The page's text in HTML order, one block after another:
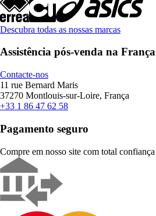
Descubra todas as nossas marcas
Assistência pós-venda na França
Contacte-nos
11 rue Bernard Maris
37270 Montlouis-sur-Loire, França
+33 1 86 47 62 58
Pagamento seguro
Compre em nosso site com total confiança